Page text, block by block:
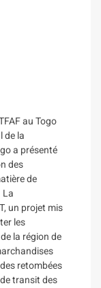
au Togo
de la
a présenté
des
de
La
un projet mis
les
la région de
retombées
transit des